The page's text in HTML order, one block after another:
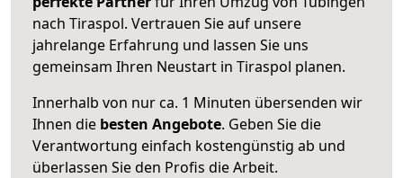
nach Tiraspol. Vertrauen Sie auf unsere
jahrelange Erfahrung und lassen Sie uns
gemeinsam Ihren Neustart in Tiraspol planen.
Innerhalb von nur ca. 1 Minuten übersenden wir
Ihnen die besten Angebote. Geben Sie die
Verantwortung einfach kostengünstig ab und
überlassen Sie den Profis die Arbeit.